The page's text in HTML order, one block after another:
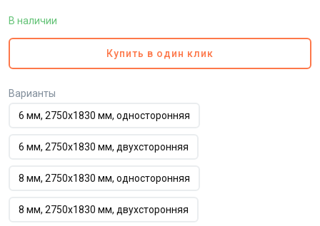
В наличии
Купить в один клик
Варианты
6 мм, 2750х1830 мм, односторонняя
6 мм, 2750х1830 мм, двухсторонняя
8 мм, 2750х1830 мм, односторонняя
8 мм, 2750х1830 мм, двухсторонняя